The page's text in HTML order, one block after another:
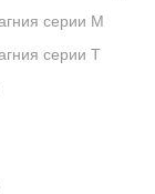
серии M
серии T